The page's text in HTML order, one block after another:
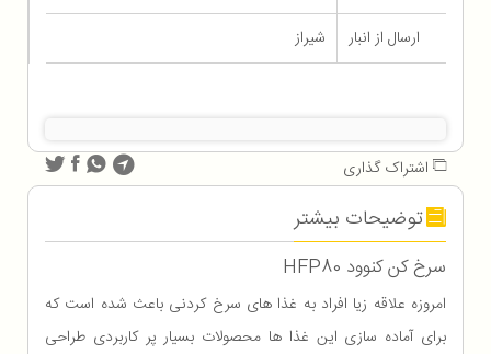
ارسال از انبار
شیراز
اشتراک گذاری
توضیحات بیشتر
سرخ کن کنوود HFP80
امروزه علاقه زیا افراد به غذا های سرخ کردنی باعث شده است که
برای آماده سازی این غذا ها محصولات بسیار پر کاربردی طراحی